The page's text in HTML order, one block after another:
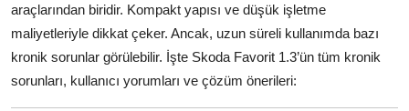
LPG & Yakıt
Elektrik & Akü
araçlarından biridir. Kompakt yapısı ve düşük işletme
maliyetleriyle dikkat çeker. Ancak, uzun süreli kullanımda bazı
kronik sorunlar görülebilir. İşte Skoda Favorit 1.3’ün tüm kronik
sorunları, kullanıcı yorumları ve çözüm önerileri: